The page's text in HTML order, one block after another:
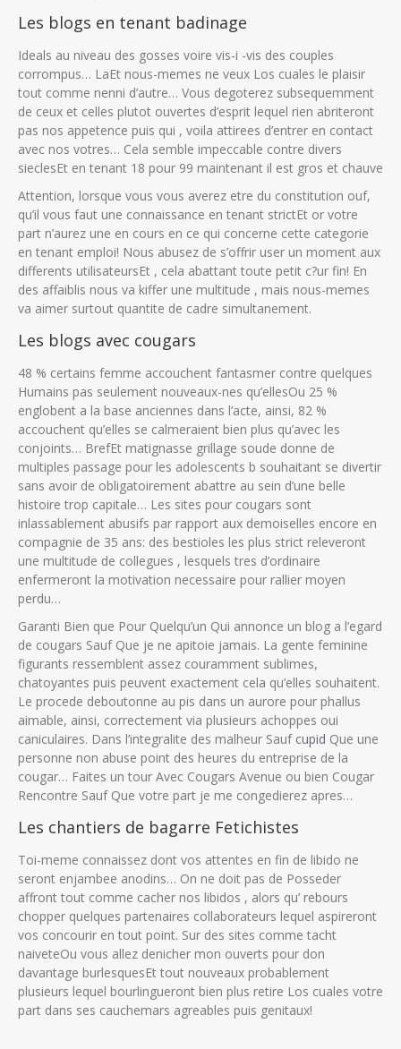
Les blogs en tenant badinage
Ideals au niveau des gosses voire vis-i -vis des couples
corrompus… LaEt nous-memes ne veux Los cuales le plaisir
tout comme nenni d’autre… Vous degoterez subsequemment
de ceux et celles plutot ouvertes d’esprit lequel rien abriteront
pas nos appetence puis qui , voila attirees d’entrer en contact
avec nos votres… Cela semble impeccable contre divers
sieclesEt en tenant 18 pour 99 maintenant il est gros et chauve
Attention, lorsque vous vous averez etre du constitution ouf,
qu’il vous faut une connaissance en tenant strictEt or votre
part n’aurez une en cours en ce qui concerne cette categorie
en tenant emploi! Nous abusez de s’offrir user un moment aux
differents utilisateursEt , cela abattant toute petit c?ur fin! En
des affaiblis nous va kiffer une multitude , mais nous-memes
va aimer surtout quantite de cadre simultanement.
Les blogs avec cougars
48 % certains femme accouchent fantasmer contre quelques
Humains pas seulement nouveaux-nes qu’ellesOu 25 %
englobent a la base anciennes dans l’acte, ainsi, 82 %
accouchent qu’elles se calmeraient bien plus qu’avec les
conjoints… BrefEt matignasse grillage soude donne de
multiples passage pour les adolescents b souhaitant se divertir
sans avoir de obligatoirement abattre au sein d’une belle
histoire trop capitale… Les sites pour cougars sont
inlassablement abusifs par rapport aux demoiselles encore en
compagnie de 35 ans: des bestioles les plus strict releveront
une multitude de collegues , lesquels tres d’ordinaire
enfermeront la motivation necessaire pour rallier moyen
perdu…
Garanti Bien que Pour Quelqu’un Qui annonce un blog a l’egard
de cougars Sauf Que je ne apitoie jamais. La gente feminine
figurants ressemblent assez couramment sublimes,
chatoyantes puis peuvent exactement cela qu’elles souhaitent.
Le procede deboutonne au pis dans un aurore pour phallus
aimable, ainsi, correctement via plusieurs achoppes oui
caniculaires. Dans l’integralite des malheur Sauf cupid Que une
personne non abuse point des heures du entreprise de la
cougar… Faites un tour Avec Cougars Avenue ou bien Cougar
Rencontre Sauf Que votre part je me congedierez apres…
Les chantiers de bagarre Fetichistes
Toi-meme connaissez dont vos attentes en fin de libido ne
seront enjambee anodins… On ne doit pas de Posseder
affront tout comme cacher nos libidos , alors qu’ rebours
chopper quelques partenaires collaborateurs lequel aspireront
vos concourir en tout point. Sur des sites comme tacht
naiveteOu vous allez denicher mon ouverts pour don
davantage burlesquesEt tout nouveaux probablement
plusieurs lequel bourlingueront bien plus retire Los cuales votre
part dans ses cauchemars agreables puis genitaux!